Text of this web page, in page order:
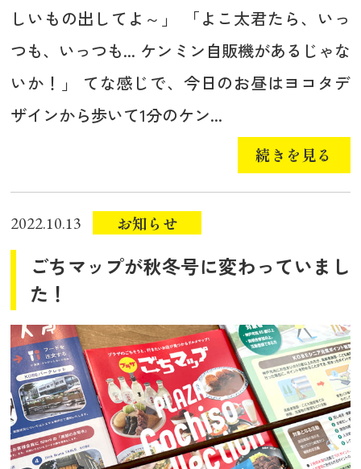
しいもの出してよ～」 「よこ太君たら、いっ
つも、いっつも... ケンミン自販機があるじゃな
いか！」 てな感じで、今日のお昼はヨコタデ
ザインから歩いて1分のケン...
続きを見る
2022.10.13 お知らせ
ごちマップが秋冬号に変わっていまし
た！